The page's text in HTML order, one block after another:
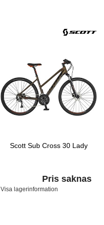
Scott Sub Cross 30 Lady
Pris saknas
Visa lagerinformation